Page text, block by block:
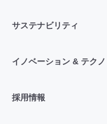
サステナビリティ
イノベーション & テク
採用情報